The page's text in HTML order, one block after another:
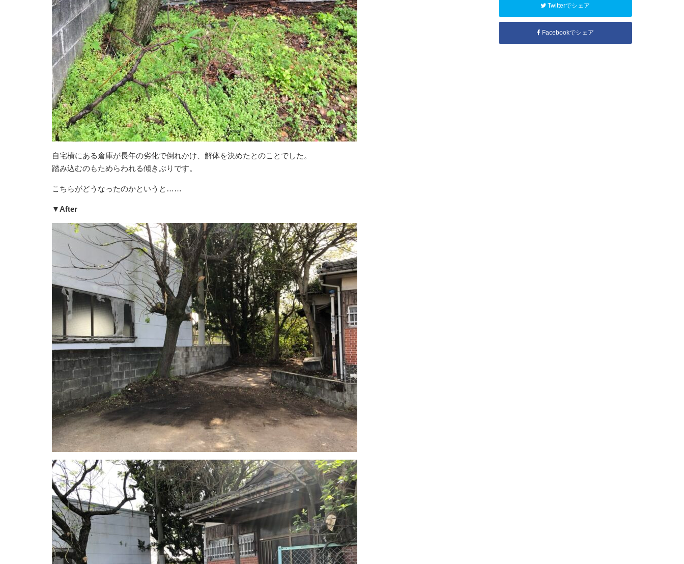
自宅横にある倉庫が長年の劣化で倒れかけ、解体を決めたとのことでした。
踏み込むのもためらわれる傾きぶりです。
こちらがどうなったのかというと……
▼After
Twitterでシェア
Facebookでシェア